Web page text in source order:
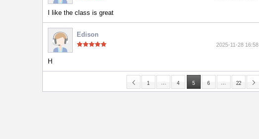
I like the class is great
Edison
2025-11-28 16:58
H
1 4 5 6 22